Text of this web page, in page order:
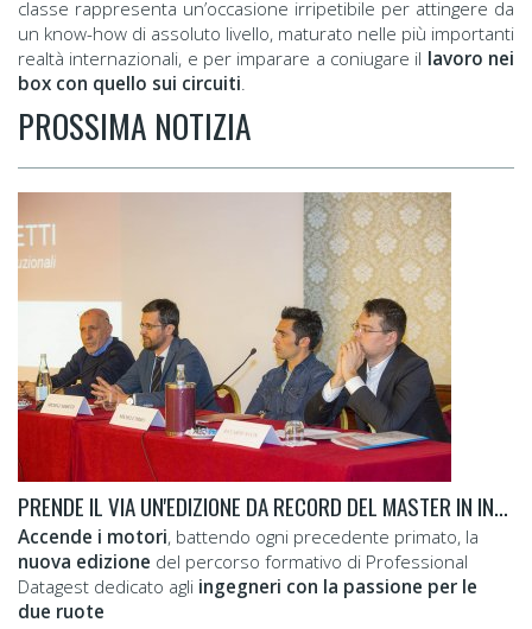
classe rappresenta un’occasione irripetibile per attingere da
un know-how di assoluto livello, maturato nelle più importanti
realtà internazionali, e per imparare a coniugare il lavoro nei
box con quello sui circuiti.
PROSSIMA NOTIZIA
PRENDE IL VIA UN'EDIZIONE DA RECORD DEL MASTER IN INGEGNERIA DELLA MOTO DA CORSA
Accende i motori, battendo ogni precedente primato, la
nuova edizione del percorso formativo di Professional
Datagest dedicato agli ingegneri con la passione per le
due ruote